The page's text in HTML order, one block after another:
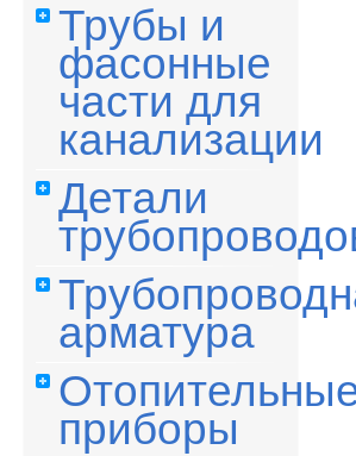
Трубы и
фасонные
части для
канализации
Детали
арматура
приборы